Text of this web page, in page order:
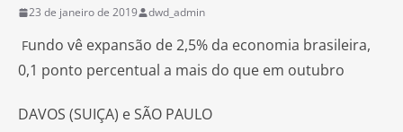
23 de janeiro de 2019 dwd_admin
Fundo vê expansão de 2,5% da economia brasileira,
0,1 ponto percentual a mais do que em outubro
DAVOS (SUIÇA) e SÃO PAULO